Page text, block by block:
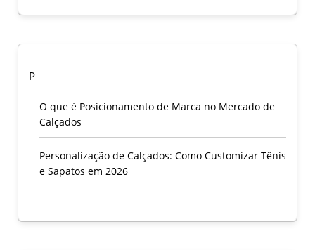
P
O que é Posicionamento de Marca no Mercado de
Calçados
Personalização de Calçados: Como Customizar Tênis
e Sapatos em 2026